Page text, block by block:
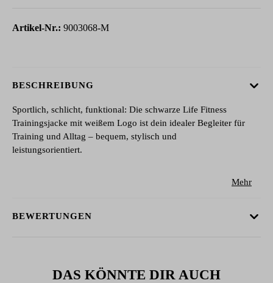
Artikel-Nr.: 9003068-M
BESCHREIBUNG
Sportlich, schlicht, funktional: Die schwarze Life Fitness
Trainingsjacke mit weißem Logo ist dein idealer Begleiter für
Training und Alltag – bequem, stylisch und
leistungsorientiert.
Mehr
BEWERTUNGEN
DAS KÖNNTE DIR AUCH